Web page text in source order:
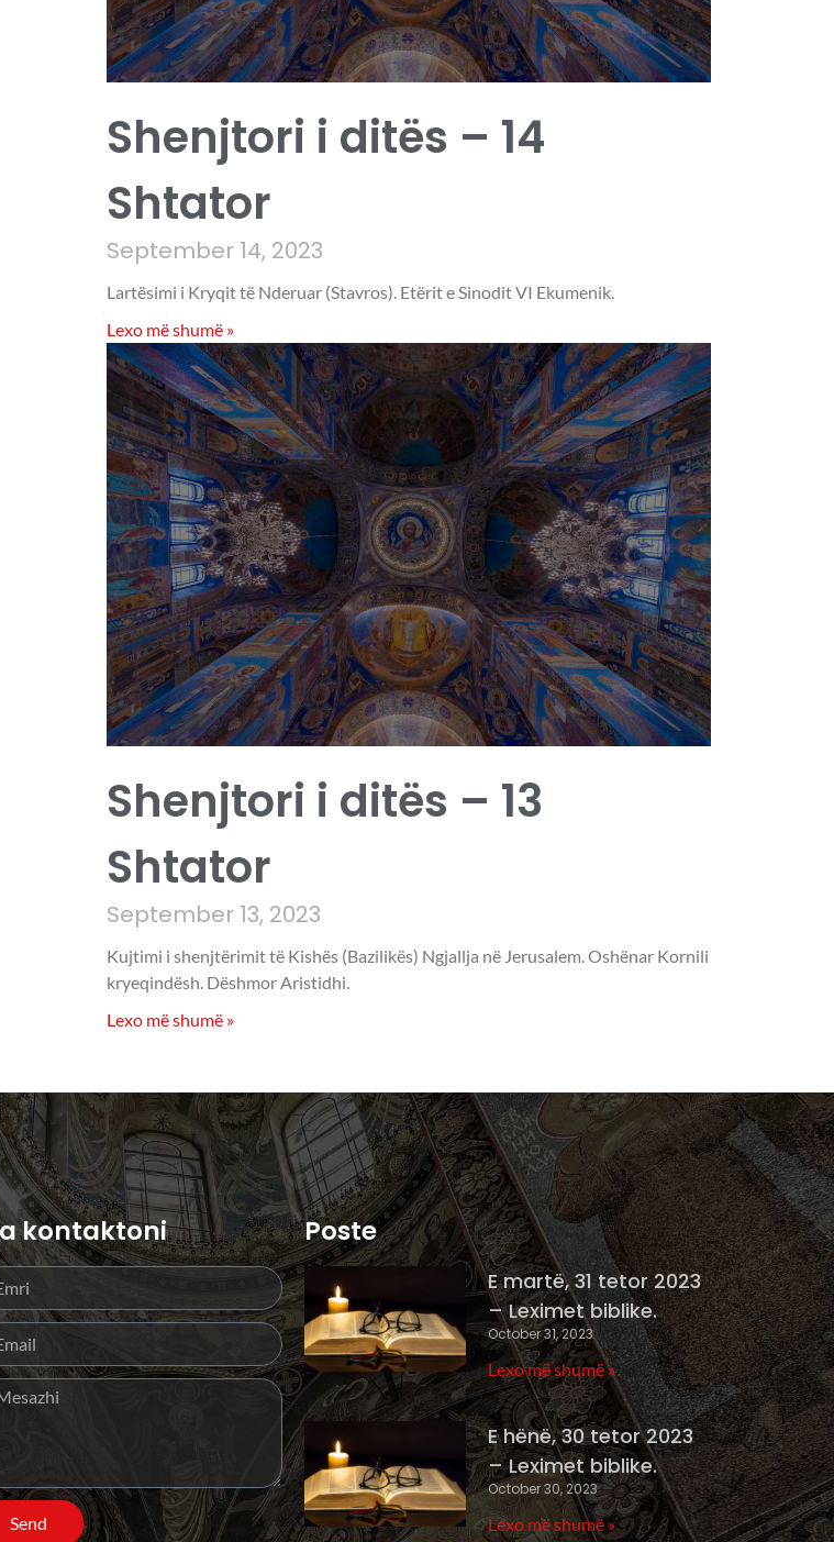
Shenjtori i ditës – 14
Shtator
September 14, 2023
Lartësimi i Kryqit të Nderuar (Stavros). Etërit e Sinodit VI Ekumenik.
Lexo më shumë »
Shenjtori i ditës – 13
Shtator
September 13, 2023
Kujtimi i shenjtërimit të Kishës (Bazilikës) Ngjallja në Jerusalem. Oshënar Kornili
kryeqindësh. Dëshmor Aristidhi.
Lexo më shumë »
kontaktoni
Send
Poste
E martë, 31 tetor 2023
– Leximet biblike.
October 31, 2023
Lexo më shumë »
E hënë, 30 tetor 2023
– Leximet biblike.
October 30, 2023
Lexo më shumë »